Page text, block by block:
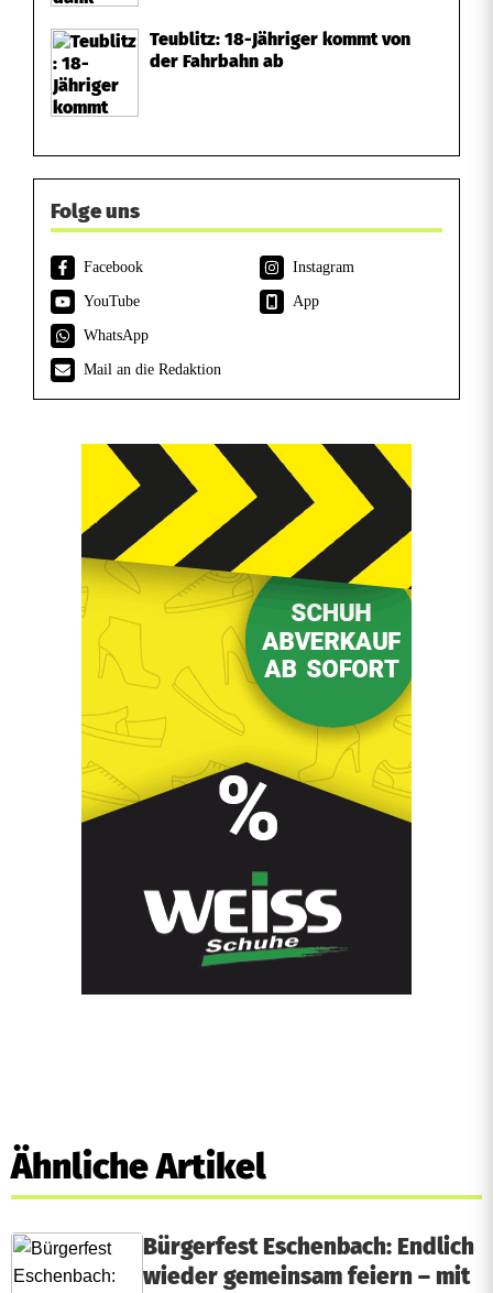
Teublitz: 18-Jähriger kommt von
der Fahrbahn ab
Folge uns
Facebook
Instagram
YouTube
App
WhatsApp
Mail an die Redaktion
Ähnliche Artikel
Bürgerfest Eschenbach: Endlich
wieder gemeinsam feiern – mit